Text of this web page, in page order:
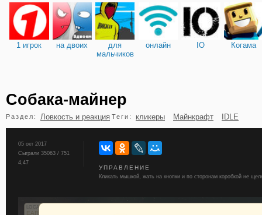
1 игрок на двоих
для
мальчиков
онлайн IO Когама
бильярд карты
Собака-майнер
Раздел: Ловкость и реакция Теги: кликеры Майнкрафт IDLE
05 окт 2017
Сыграли 35063 / 751
4,47
УПРАВЛЕНИЕ
Кликать мышкой, жать на кнопки и по сторонам коробкой не